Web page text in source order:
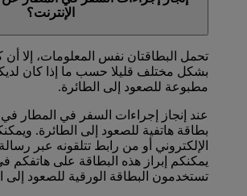
الإنترنت؟
تحمل البطاقتان نفس المعلومات، إلا
بشكل مختلف قليلا حسب ما إذا كان
مطبوعة للصعود إلى الطائرة.
عند إنجاز إجراءات السفر في المطار
بطاقة هاتفية للصعود إلى الطائرة.
الإلكتروني أو من رابط تتلقونه عبر
يمكنكم إبراز هذه البطاقة على هاتفكم
تستخدمون البطاقة الورقية للصعود إلى